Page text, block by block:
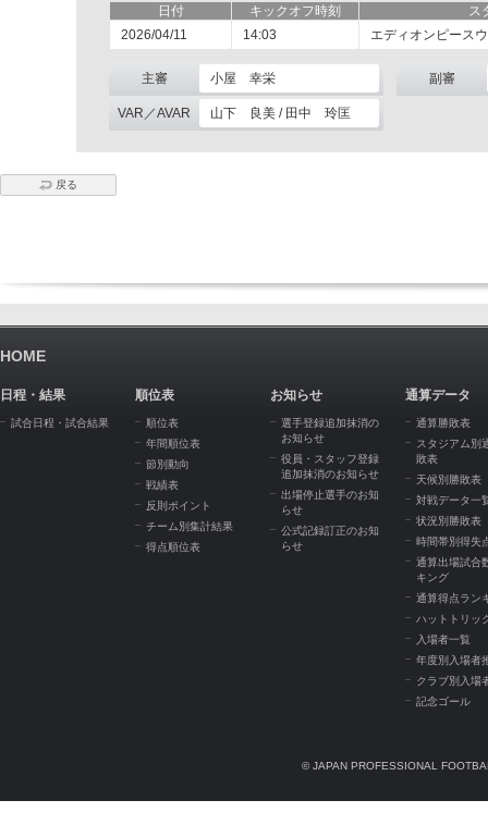
日付 キックオフ時刻
ス
2026/04/11
14:03 エディオンピース
主審 小屋 幸栄 副審
VAR／AVAR 山下 良美 / 田中 玲匡
戻る
HOME
日程・結果
試合日程・試合結果
順位表
順位表
年間順位表
節別動向
戦績表
反則ポイント
チーム別集計結果
得点順位表
お知らせ
選手登録追加抹消の
お知らせ
役員・スタッフ登録
追加抹消のお知らせ
出場停止選手のお知
らせ
公式記録訂正のお知
らせ
通算データ
通算勝敗表
スタジアム別
敗表
天候別勝敗表
対戦データ一
状況別勝敗表
時間帯別得失
通算出場試合
キング
通算得点ラン
ハットトリッ
入場者一覧
年度別入場者
クラブ別入場
記念ゴール
© JAPAN PROFESSIONAL